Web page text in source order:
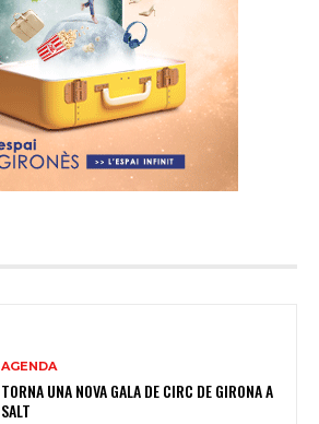
AGENDA
TORNA UNA NOVA GALA DE CIRC DE GIRONA A
SALT